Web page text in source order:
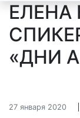
ЕЛЕНА
«ДНИ
27 января 2020